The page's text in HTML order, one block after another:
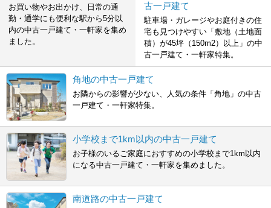
お買い物やお出かけ、日常の通
勤・通学にも便利な駅から5分以
内の中古一戸建て・一軒家を集め
ました。
古一戸建て
駐車場・ガレージやお庭付きの住
宅も見つけやすい「敷地（土地面
積）が45坪（150m2）以上」の中
古一戸建て・一軒家特集。
角地の中古一戸建て
お隣からの影響が少ない、人気の条件「角地」の中古
一戸建て・一軒家特集。
小学校まで1km以内の中古一戸建て
お子様のいるご家庭におすすめの小学校まで1km以内
になる中古一戸建て・一軒家を集めました。
南道路の中古一戸建て